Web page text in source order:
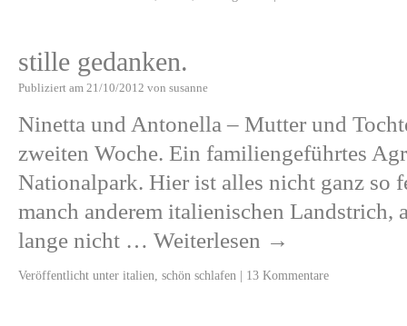
stille gedanken.
Publiziert am 21/10/2012 von susanne
Ninetta und Antonella – Mutter und
zweiten Woche. Ein familiengeführtes
Nationalpark. Hier ist alles nicht ganz so
manch anderem italienischen Landstrich,
lange nicht … Weiterlesen →
Veröffentlicht unter italien schön schlafen | 13 Kommentare